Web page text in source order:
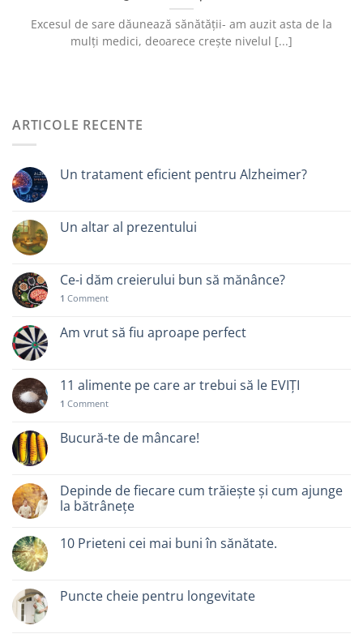
Excesul de sare dăunează sănătății- am auzit asta de la
mulți medici, deoarece crește nivelul [...]
ARTICOLE RECENTE
Un tratament eficient pentru Alzheimer?
Un altar al prezentului
Ce-i dăm creierului bun să mănânce?
1 Comment
Am vrut să fiu aproape perfect
11 alimente pe care ar trebui să le EVIȚI
1 Comment
Bucură-te de mâncare!
Depinde de fiecare cum trăiește și cum ajunge
la bătrânețe
10 Prieteni cei mai buni în sănătate.
Puncte cheie pentru longevitate